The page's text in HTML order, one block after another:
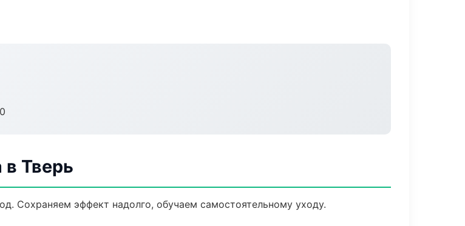
Тверь
Сохраняем эффект надолго, обучаем самостоятельному уходу.